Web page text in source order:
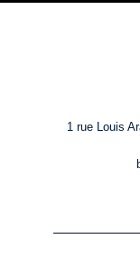
1 rue Louis